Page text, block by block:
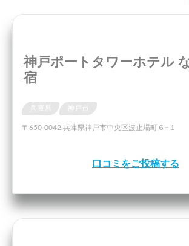
神戸ポートタワーホテル
宿
〒650-0042 兵庫県神戸市中央区波止場町６−１
口コミをご投稿する